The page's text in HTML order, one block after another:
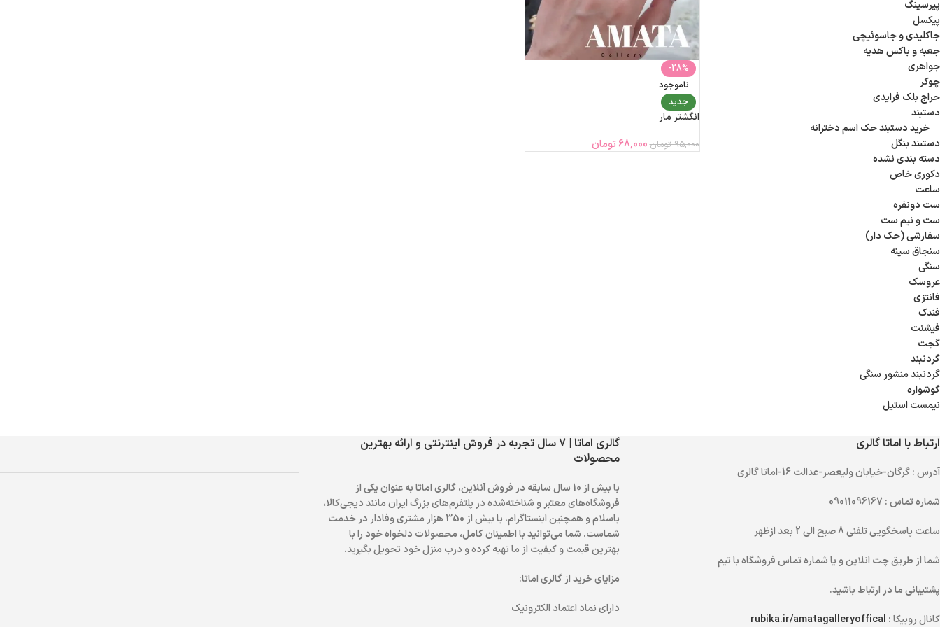
پیرسینگ
پیکسل
جاکلیدی و جاسوئیچی
جعبه و باکس هدیه
جواهری
چوکر
حراج بلک فرایدی
دستبند
خرید دستبند حک اسم دخترانه
دستبند بنگل
دسته بندی نشده
دکوری خاص
ساعت
ست دونفره
ست و نیم ست
سفارشی (حک دار)
سنجاق سینه
سنگی
عروسک
فانتزی
فندک
فیشنت
گجت
گردنبند
گردنبند منشور سنگی
گوشواره
نیمست استیل
-28%
ناموجود
جدید
انگشتر مار
95,000 تومان68,000تومان
ارتباط با اماتا گالری
آدرس: گرگان-خیابان ولیعصر-عدالت 16-اماتا گالری
شماره تماس: 09011096167
ساعت پاسخگویی تلفنی
شما از طریقچت انلاینو یاشماره تماسفروشگاه با تیم
پشتیبانی ما در ارتباط باشید.
کانال روبیکا : rubika.ir/amatagalleryoffical
گالری اماتا | 7 سال تجربه در فروش اینترنتی و ارائه بهترین
محصولات
با بیش از 10 سال سابقه در فروش آنلاین، گالری اماتا به عنوان یکی از
فروشگاه‌های معتبر و شناخته‌شده در پلتفرم‌های بزرگ ایران مانند دیجی‌کالا،
باسلام و همچنین اینستاگرام، با بیش از 350 هزار مشتری وفادار در خدمت
شماست. شما می‌توانید با اطمینان کامل، محصولات دلخواه خود را با
بهترین قیمت و کیفیت از ما تهیه کرده و درب منزل خود تحویل بگیرید.
مزایای خرید از گالری اماتا:
دارای نماد اعتماد الکترونیک